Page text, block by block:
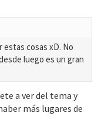
cosas xD. No
luego es un gran
a ver del tema y
más lugares de